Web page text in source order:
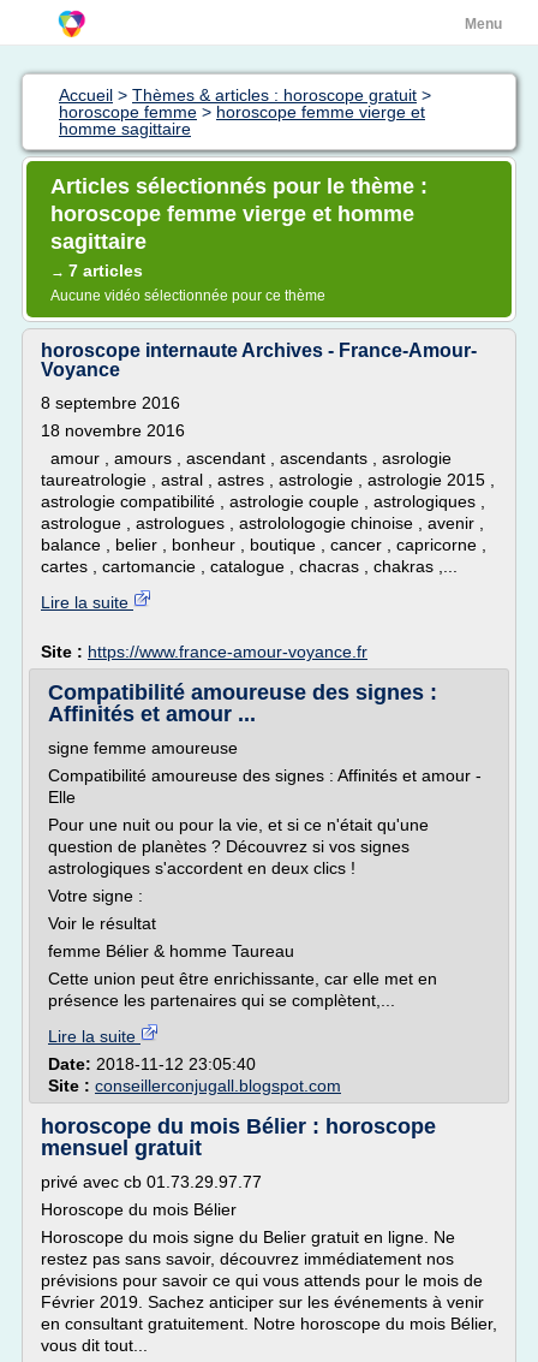
Menu
Accueil > Thèmes & articles : horoscope gratuit >
horoscope femme > horoscope femme vierge et
homme sagittaire
Articles sélectionnés pour le thème :
horoscope femme vierge et homme
sagittaire
→ 7 articles
Aucune vidéo sélectionnée pour ce thème
horoscope internaute Archives - France-Amour-
Voyance
8 septembre 2016
18 novembre 2016
amour , amours , ascendant , ascendants , asrologie
taureatrologie , astral , astres , astrologie , astrologie 2015 ,
astrologie compatibilité , astrologie couple , astrologiques ,
astrologue , astrologues , astrolologogie chinoise , avenir ,
balance , belier , bonheur , boutique , cancer , capricorne ,
cartes , cartomancie , catalogue , chacras , chakras ,...
Lire la suite
Site : https://www.france-amour-voyance.fr
Compatibilité amoureuse des signes :
Affinités et amour ...
signe femme amoureuse
Compatibilité amoureuse des signes : Affinités et amour -
Elle
Pour une nuit ou pour la vie, et si ce n'était qu'une
question de planètes ? Découvrez si vos signes
astrologiques s'accordent en deux clics !
Votre signe :
Voir le résultat
femme Bélier & homme Taureau
Cette union peut être enrichissante, car elle met en
présence les partenaires qui se complètent,...
Lire la suite
Date: 2018-11-12 23:05:40
Site : conseillerconjugall.blogspot.com
horoscope du mois Bélier : horoscope
mensuel gratuit
privé avec cb 01.73.29.97.77
Horoscope du mois Bélier
Horoscope du mois signe du Belier gratuit en ligne. Ne
restez pas sans savoir, découvrez immédiatement nos
prévisions pour savoir ce qui vous attends pour le mois de
Février 2019. Sachez anticiper sur les événements à venir
en consultant gratuitement. Notre horoscope du mois Bélier,
vous dit tout...